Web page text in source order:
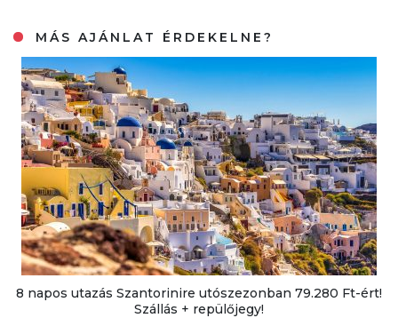
MÁS AJÁNLAT ÉRDEKELNE?
8 napos utazás Szantorinire utószezonban 79.280 Ft-ért!
Szállás + repülőjegy!